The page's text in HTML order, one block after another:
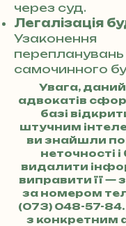
через суд.
Легалізація
Узаконення
перепланувань
самочинного
Увага,
адвокатів
базі
штучним
ви знайшли
неточності
видалити
виправити її —
за номером
(073) 048-57-84
з конкретним